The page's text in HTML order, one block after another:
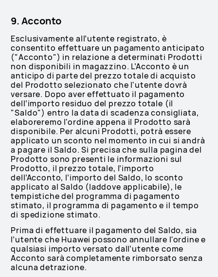
9. Acconto
Esclusivamente all’utente registrato, è
consentito effettuare un pagamento anticipato
("Acconto") in relazione a determinati Prodotti
non disponibili in magazzino. L’Acconto è un
anticipo di parte del prezzo totale di acquisto
del Prodotto selezionato che l'utente dovrà
versare. Dopo aver effettuato il pagamento
dell’importo residuo del prezzo totale (il
"Saldo") entro la data di scadenza consigliata,
elaboreremo l'ordine appena il Prodotto sarà
disponibile. Per alcuni Prodotti, potrà essere
applicato un sconto nel momento in cui si andrà
a pagare il Saldo. Si precisa che sulla pagina del
Prodotto sono presenti le informazioni sul
Prodotto, il prezzo totale, l’importo
dell’Acconto, l’importo del Saldo, lo sconto
applicato al Saldo (laddove applicabile), le
tempistiche del programma di pagamento
stimato, il programma di pagamento e il tempo
di spedizione stimato.
Prima di effettuare il pagamento del Saldo, sia
l’utente che Huawei possono annullare l'ordine e
qualsiasi importo versato dall’utente come
Acconto sarà completamente rimborsato senza
alcuna detrazione.